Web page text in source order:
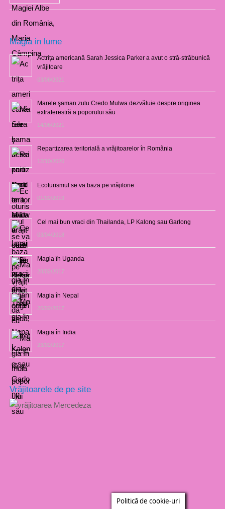
Magia in lume
Actrița americană Sarah Jessica Parker a avut o stră-străbunică
vrăjitoare
03/08/2021
Marele şaman zulu Credo Mutwa dezvăluie despre originea
extraterestră a poporului său
14/06/2021
Repartizarea teritorială a vrăjitoarelor în România
12/10/2020
Ecoturismul se va baza pe vrăjitorie
01/02/2019
Cel mai bun vraci din Thailanda, LP Kalong sau Garlong
03/04/2018
Magia în Uganda
28/02/2017
Magia în Nepal
26/02/2017
Magia în India
23/02/2017
Vrăjitoarele de pe site
Politică de cookie-uri